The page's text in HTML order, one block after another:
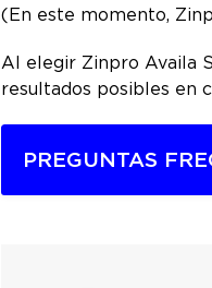
(En este momento,
Al elegir Zinpro Availa
resultados posibles en
PREGUNTAS